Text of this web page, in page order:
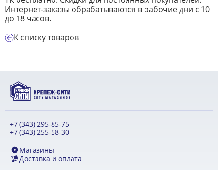
Интернет-заказы обрабатываются в рабочие дни с 10
до 18 часов.
К списку товаров
+7 (343) 295-85-75
+7 (343) 255-58-30
Магазины
Доставка и оплата